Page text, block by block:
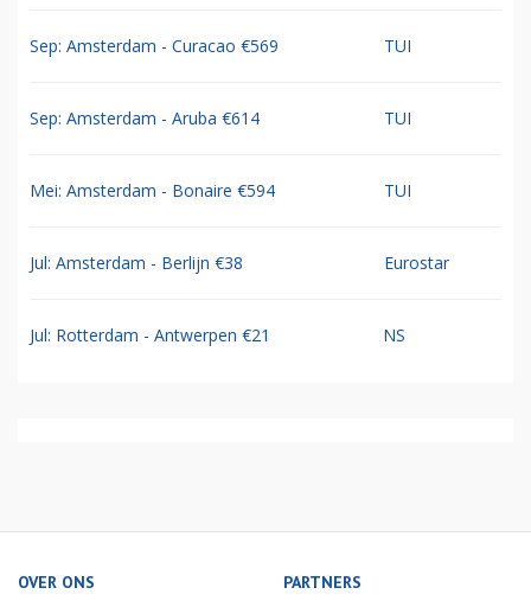
Sep: Amsterdam - Curacao €569 TUI
Sep: Amsterdam - Aruba €614 TUI
Mei: Amsterdam - Bonaire €594 TUI
Jul: Amsterdam - Berlijn €38 Eurostar
Jul: Rotterdam - Antwerpen €21 NS
OVER ONS PARTNERS